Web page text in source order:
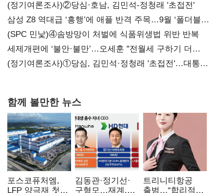
(정기여론조사)②당심·호남, 김민석-정청래 '초접전'
삼성 Z8 역대급 ‘흥행’에 애플 반격 주목…9월 ‘폴더블
대전’
(SPC 민낯)④솜방망이 처벌에 식품위생법 위반 반복
세제개편에 ‘불안·불만’…오세훈 "전월세 구하기 더
힘들어질 것"
(정기여론조사)①당심, 김민석·정청래 '초접전'…대통령
함께 볼만한 뉴스
포스코퓨처엠,
LFP 양극재 첫
김동관·정기선·
구형모…재계,
트리니티항공
출범…“합리적